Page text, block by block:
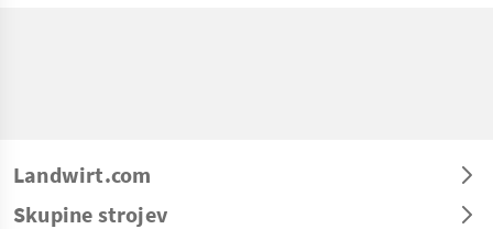
Landwirt.com
Skupine strojev